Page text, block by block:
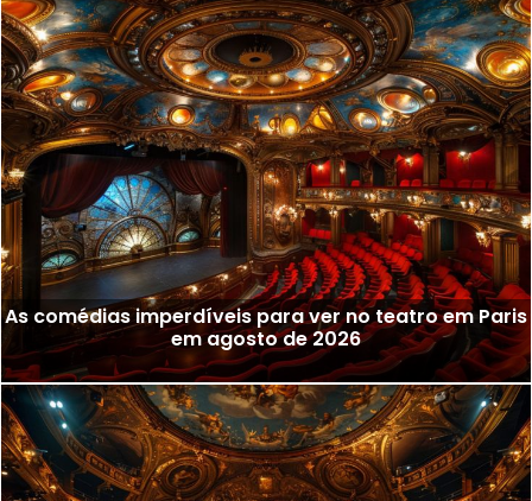
As comédias imperdíveis para ver no teatro em Paris
em agosto de 2026